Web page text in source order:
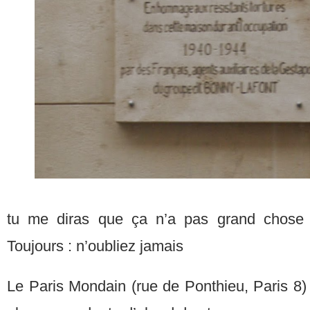
tu me diras que ça n’a pas grand
Toujours : n’oubliez jamais
Le Paris Mondain (rue de Ponthieu, Paris